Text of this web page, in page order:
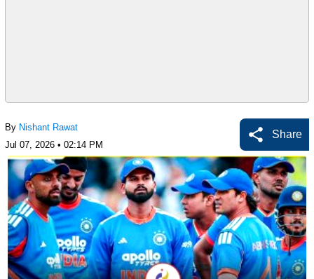
By Nishant Rawat
Jul 07, 2026 • 02:14 PM
Share